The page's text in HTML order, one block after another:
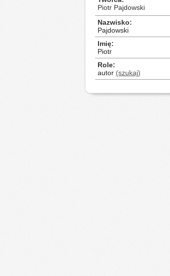
Piotr Pajdowski
Nazwisko
Pajdowski
Imię
Piotr
Role
autor (szukaj)